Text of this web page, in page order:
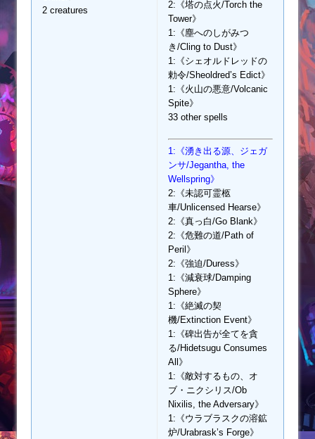
2 creatures
2:《塔の点火/Torch the
Tower》
1:《塵へのしがみつ
き/Cling to Dust》
1:《シェオルドレッドの
勅令/Sheoldred’s Edict》
1:《火山の悪意/Volcanic
Spite》
33 other spells
1:《湧き出る源、ジェガ
ンサ/Jegantha, the
Wellspring》
2:《未認可霊柩
車/Unlicensed Hearse》
2:《真っ白/Go Blank》
2:《危難の道/Path of
Peril》
2:《強迫/Duress》
1:《減衰球/Damping
Sphere》
1:《絶滅の契
機/Extinction Event》
1:《碑出告が全てを貪
る/Hidetsugu Consumes
All》
1:《敵対するもの、オ
ブ・ニクシリス/Ob
Nixilis, the Adversary》
1:《ウラブラスクの溶鉱
炉/Urabrask’s Forge》